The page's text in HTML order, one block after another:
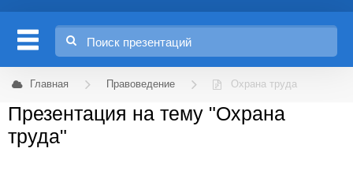
Главная Правоведение Охрана труда
Презентация на тему "Охрана
труда"